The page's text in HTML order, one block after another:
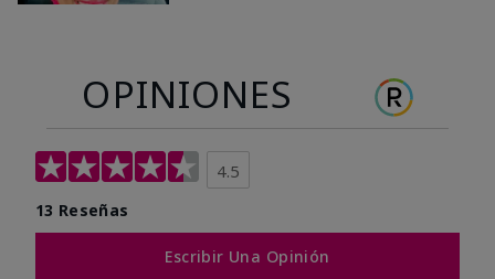
OPINIONES
4.5
13 Reseñas
Escribir Una Opinión